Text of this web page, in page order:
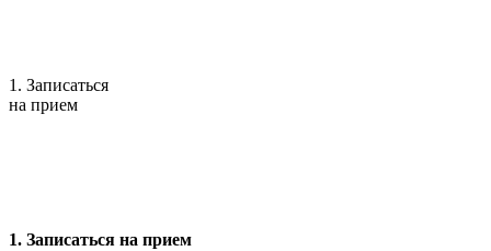
1. Записаться
на прием
1. Записаться на прием